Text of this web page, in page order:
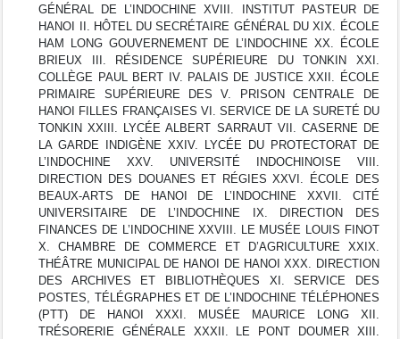
GÉNÉRAL DE L’INDOCHINE XVIII. INSTITUT PASTEUR DE
HANOI II. HÔTEL DU SECRÉTAIRE GÉNÉRAL DU XIX. ÉCOLE
HAM LONG GOUVERNEMENT DE L’INDOCHINE XX. ÉCOLE
BRIEUX III. RÉSIDENCE SUPÉRIEURE DU TONKIN XXI.
COLLÈGE PAUL BERT IV. PALAIS DE JUSTICE XXII. ÉCOLE
PRIMAIRE SUPÉRIEURE DES V. PRISON CENTRALE DE
HANOI FILLES FRANÇAISES VI. SERVICE DE LA SURETÉ DU
TONKIN XXIII. LYCÉE ALBERT SARRAUT VII. CASERNE DE
LA GARDE INDIGÈNE XXIV. LYCÉE DU PROTECTORAT DE
L’INDOCHINE XXV. UNIVERSITÉ INDOCHINOISE VIII.
DIRECTION DES DOUANES ET RÉGIES XXVI. ÉCOLE DES
BEAUX-ARTS DE HANOI DE L’INDOCHINE XXVII. CITÉ
UNIVERSITAIRE DE L’INDOCHINE IX. DIRECTION DES
FINANCES DE L’INDOCHINE XXVIII. LE MUSÉE LOUIS FINOT
X. CHAMBRE DE COMMERCE ET D’AGRICULTURE XXIX.
THÉÂTRE MUNICIPAL DE HANOI DE HANOI XXX. DIRECTION
DES ARCHIVES ET BIBLIOTHÈQUES XI. SERVICE DES
POSTES, TÉLÉGRAPHES ET DE L’INDOCHINE TÉLÉPHONES
(PTT) DE HANOI XXXI. MUSÉE MAURICE LONG XII.
TRÉSORERIE GÉNÉRALE XXXII. LE PONT DOUMER XIII.